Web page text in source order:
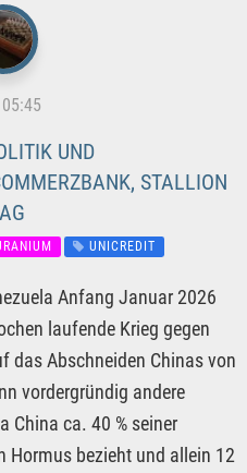
UND
STALLION
UNICREDIT
Anfang Januar 2026
laufende Krieg gegen
das Abschneiden Chinas von
vordergründig andere
China ca. 40 % seiner
Hormus bezieht und allein 12